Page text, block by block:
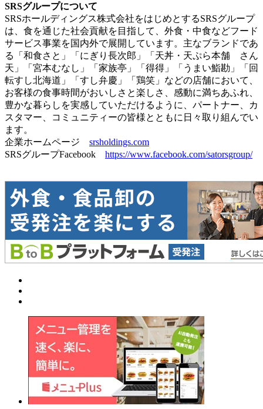
SRSグループについて
SRSホールディングス株式会社をはじめとするSRSグループ
は、食を通じた社会貢献を目指して、外食・中食などフード
サービス事業を国内外で展開しています。主なブランドであ
る「和食さと」「にぎり長次郎」「天丼・天ぷら本舗 さん
天」「宮本むなし」「家族亭」「得得」「うまい鮨勘」「回
転すし北海道」「すし弁慶」「鶏笑」などの店舗において、
お客様の食事時間がおいしさと楽しさ、感動に満ちあふれ、
豊かな暮らしを実感していただけるように、パートナー、カ
スタマー、コミュニティーの皆様とともに日々取り組んでい
ます。
企業ホームページ srsholdings.com
SRSグループFacebook https://www.facebook.com/satorsgroup/